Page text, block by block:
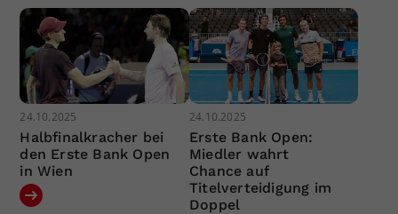
24.10.2025
Halbfinalkracher bei
den Erste Bank Open
in Wien
24.10.2025
Erste Bank Open:
Miedler wahrt
Chance auf
Titelverteidigung im
Doppel